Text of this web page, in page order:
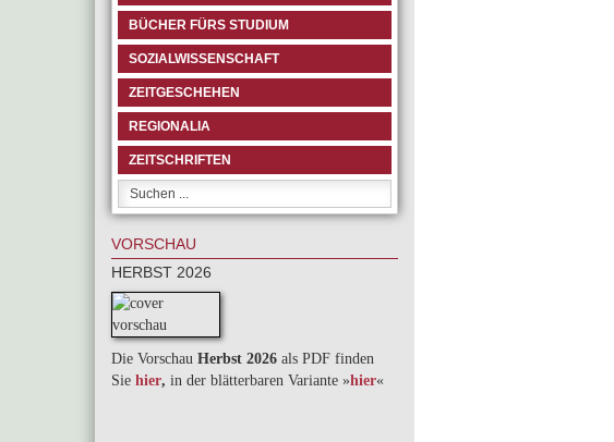
BÜCHER FÜRS STUDIUM
SOZIALWISSENSCHAFT
ZEITGESCHEHEN
REGIONALIA
ZEITSCHRIFTEN
VORSCHAU
HERBST 2026
Die Vorschau Herbst 2026 als PDF finden
Sie hier, in der blätterbaren Variante »hier«